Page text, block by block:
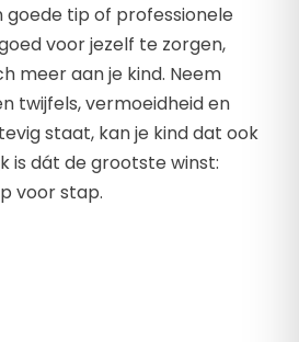
goede tip of professionele
voor jezelf te zorgen,
meer aan je kind. Neem
twijfels, vermoeidheid en
staat, kan je kind dat ook
is dát de grootste winst:
voor stap.